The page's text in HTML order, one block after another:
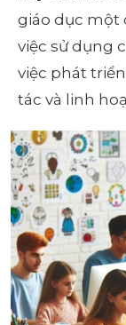
giáo dục một
việc sử dụng
việc phát
tác và linh